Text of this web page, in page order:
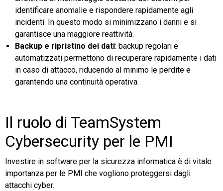
identificare anomalie e rispondere rapidamente agli
incidenti. In questo modo si minimizzano i danni e si
garantisce una maggiore reattività.
Backup e ripristino dei dati: backup regolari e
automatizzati permettono di recuperare rapidamente i dati
in caso di attacco, riducendo al minimo le perdite e
garantendo una continuità operativa.
Il ruolo di TeamSystem
Cybersecurity per le PMI
Investire in software per la sicurezza informatica è di vitale
importanza per le PMI che vogliono proteggersi dagli
attacchi cyber.